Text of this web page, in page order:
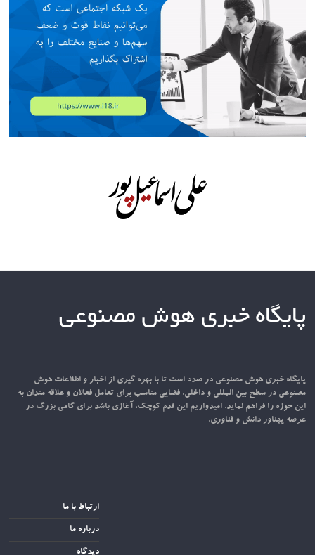
پایگاه خبری هوش مصنوعی
پایگاه خبری هوش مصنوعی در صدد است تا با بهره گیری از اخبار و اطلاعات هوش
مصنوعی در سطح بین المللی و داخلی، فضایی مناسب برای تعامل فعالان و علاقه مندان به
این حوزه را فراهم نماید. امیدواریم این قدم کوچک، آغازی باشد برای گامی بزرگ در
عرصه پهناور دانش و فناوری.
ارتباط با ما
درباره ما
دیدگاه